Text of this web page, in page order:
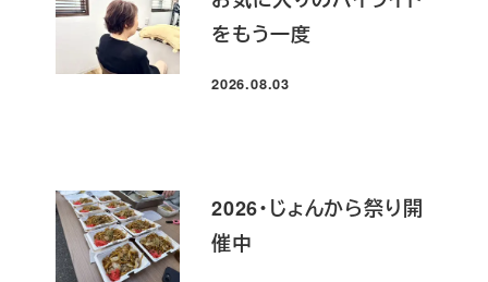
をもう一度
投稿日
2026.08.03
2026・じょんから祭り開
催中